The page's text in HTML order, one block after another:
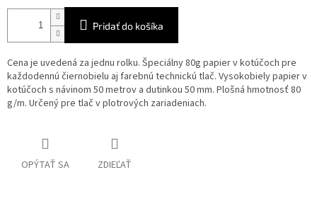
Pridať do košíka
Cena je uvedená za jednu rolku. Špeciálny 80g papier v kotúčoch pre
každodennú čiernobielu aj farebnú technickú tlač. Vysokobiely papier v
kotúčoch s návinom 50 metrov a dutinkou 50 mm. Plošná hmotnosť 80
g/m. Určený pre tlač v plotrových zariadeniach.
OPÝTAŤ SA ZDIEĽAŤ